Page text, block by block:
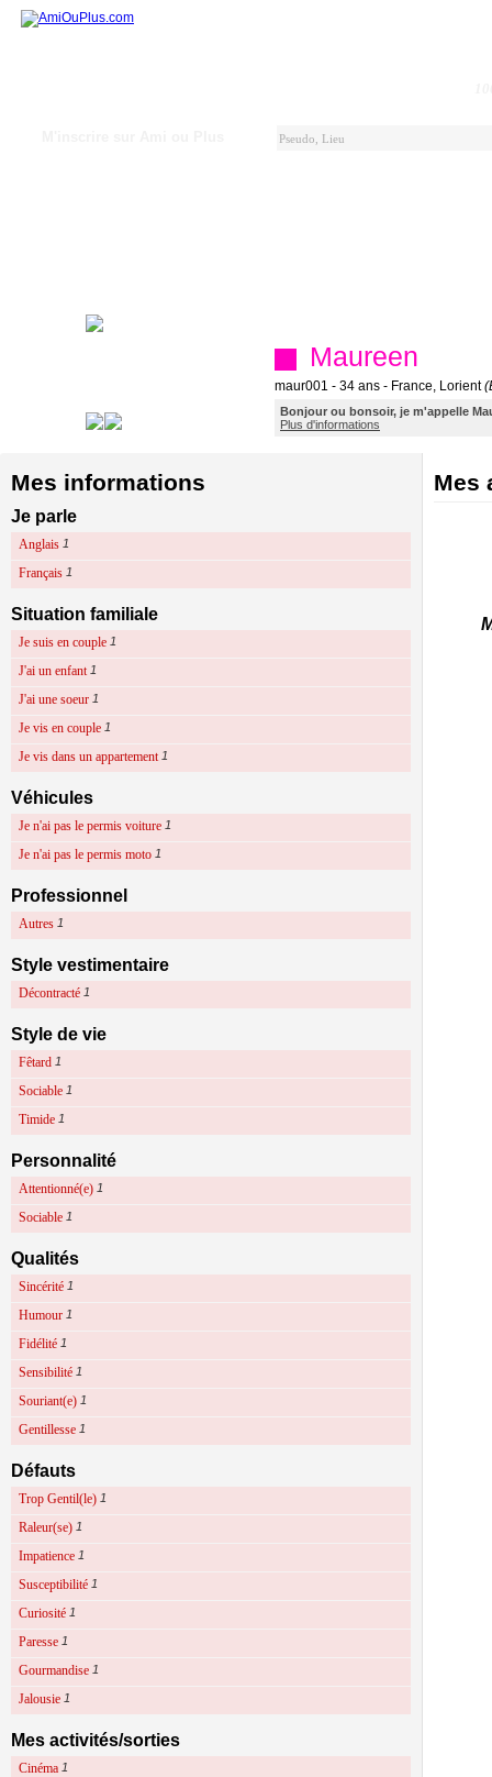
Maureen
maur001 - 34 ans - France, Lorient
Bonjour ou bonsoir, je m'appelle
Plus d'informations
Mes informations
Je parle
Anglais 1
Français 1
Situation familiale
Je suis en couple 1
J'ai un enfant 1
J'ai une soeur 1
Je vis en couple 1
Je vis dans un appartement 1
Véhicules
Je n'ai pas le permis voiture 1
Je n'ai pas le permis moto 1
Professionnel
Autres 1
Style vestimentaire
Décontracté 1
Style de vie
Fêtard 1
Sociable 1
Timide 1
Personnalité
Attentionné(e) 1
Sociable 1
Qualités
Sincérité 1
Humour 1
Fidélité 1
Sensibilité 1
Souriant(e) 1
Gentillesse 1
Défauts
Trop Gentil(le) 1
Raleur(se) 1
Impatience 1
Susceptibilité 1
Curiosité 1
Paresse 1
Gourmandise 1
Jalousie 1
Mes activités/sorties
Cinéma 1
Mes